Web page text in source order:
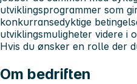
utviklingsprogrammer som
konkurransedyktige
utviklingsmuligheter videre i
Hvis du ønsker en rolle der
Om bedriften